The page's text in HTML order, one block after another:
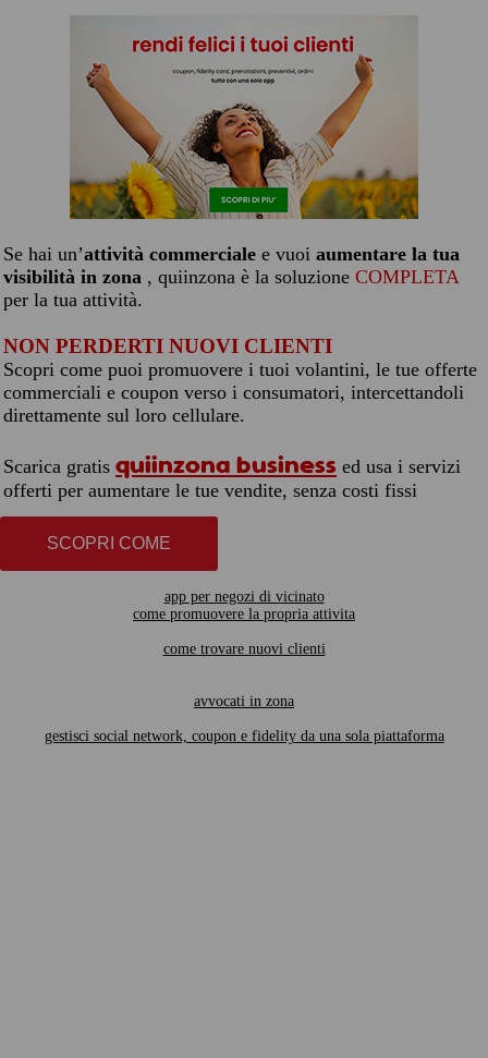
Se hai un’attività commerciale e vuoi aumentare la tua
visibilità in zona , quiinzona è la soluzione COMPLETA
per la tua attività.
NON PERDERTI NUOVI CLIENTI
Scopri come puoi promuovere i tuoi volantini, le tue offerte
commerciali e coupon verso i consumatori, intercettandoli
direttamente sul loro cellulare.
Scarica gratis quiinzona business ed usa i servizi
offerti per aumentare le tue vendite, senza costi fissi
SCOPRI COME
app per negozi di vicinato
come promuovere la propria attivita
come trovare nuovi clienti
avvocati in zona
gestisci social network, coupon e fidelity da una sola piattaforma